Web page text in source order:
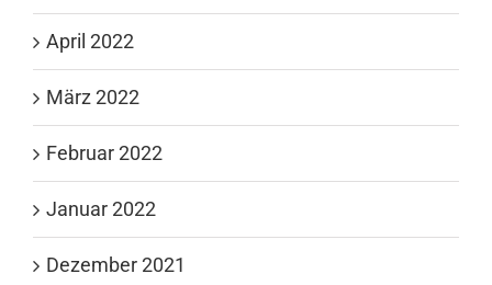
April 2022
März 2022
Februar 2022
Januar 2022
Dezember 2021